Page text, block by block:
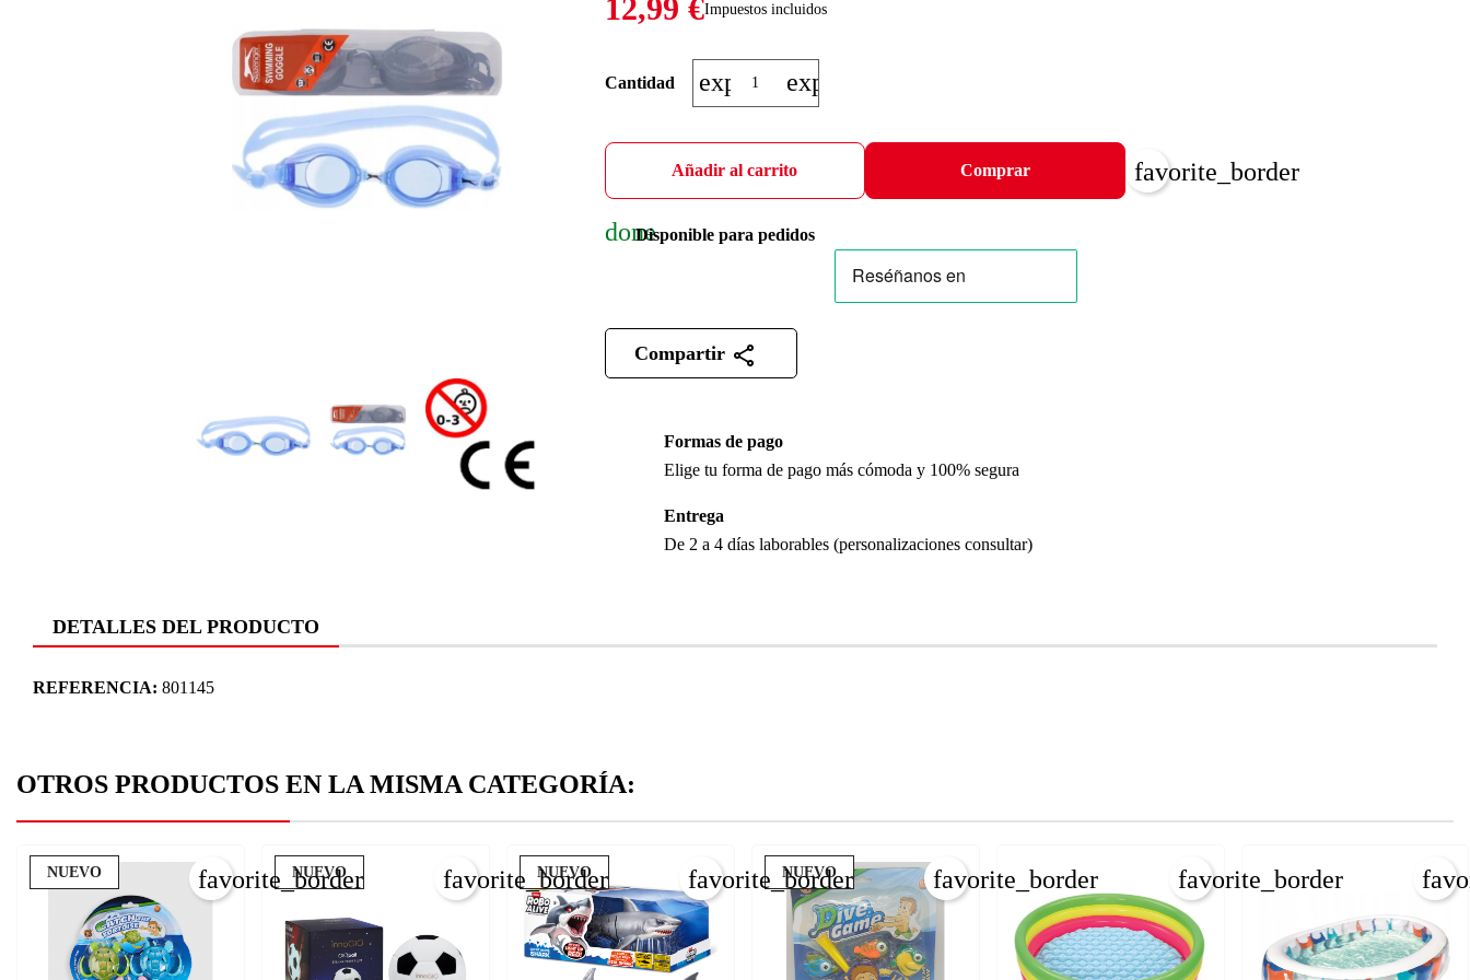
12,99 €Impuestos incluidos
Cantidad expand_moreexpand_less
Añadir al carrito Comprar favorite_border
doneDisponible para pedidos
Compartir
Formas de pago
Elige tu forma de pago más cómoda y 100% segura
Entrega
De 2 a 4 días laborables (personalizaciones consultar)
DETALLES DEL PRODUCTO
REFERENCIA: 801145
OTROS PRODUCTOS EN LA MISMA CATEGORÍA:
NUEVO favorite_border
NUEVO favorite_border
NUEVO favorite_border
NUEVO favorite_border favorite_border
CREAR LISTA DE DESEOS